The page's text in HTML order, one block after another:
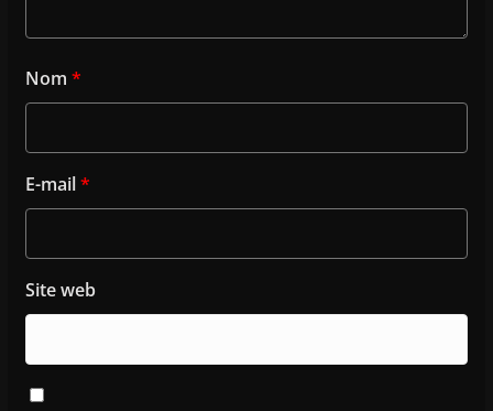
Nom *
E-mail*
Site web